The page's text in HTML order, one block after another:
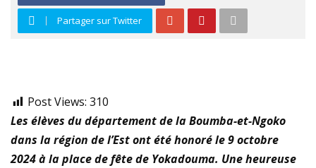
Partager sur Twitter
Post Views: 310
Les élèves du département de la Boumba-et-Ngoko
dans la région de l’Est ont été honoré le 9 octobre
2024 à la place de fête de Yokadouma. Une heureuse